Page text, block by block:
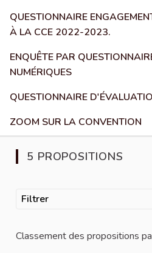
QUESTIONNAIRE
À LA CCE 2022-2023.
ENQUÊTE PAR
NUMÉRIQUES
QUESTIONNAIRE
ZOOM SUR LA CONVENTION
5 PROPOSITIONS
Filtrer
Classement des propositions